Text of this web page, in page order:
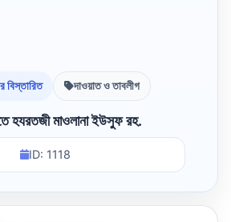
বিস্তারিত দাওয়াত ও তাবলীগ
হযরতজী মাওলানা ইউসুফ রহ.
ID: 1118